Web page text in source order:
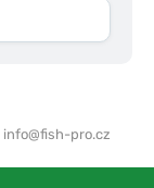
info@fish-pro.cz